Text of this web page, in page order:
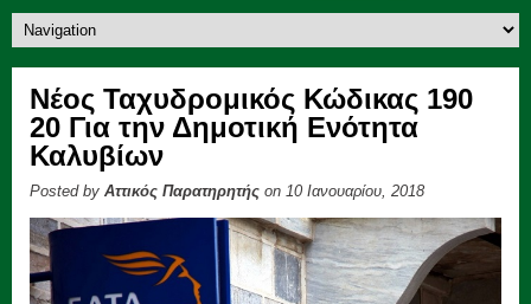
Νέος Ταχυδρομικός Κώδικας 190
20 Για την Δημοτική Ενότητα
Καλυβίων
Posted by Αττικός Παρατηρητής on 10 Ιανουαρίου, 2018